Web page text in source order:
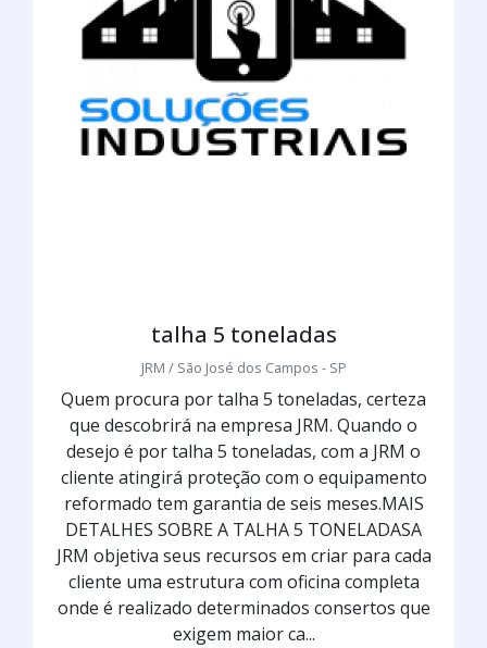
talha 5 toneladas
JRM / São José dos Campos - SP
Quem procura por talha 5 toneladas, certeza
que descobrirá na empresa JRM. Quando o
desejo é por talha 5 toneladas, com a JRM o
cliente atingirá proteção com o equipamento
reformado tem garantia de seis meses.MAIS
DETALHES SOBRE A TALHA 5 TONELADASA
JRM objetiva seus recursos em criar para cada
cliente uma estrutura com oficina completa
onde é realizado determinados consertos que
exigem maior ca...